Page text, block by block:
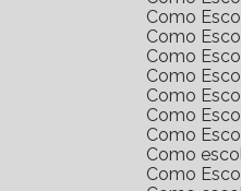
Como
Como
Como
Como
Como
Como
Como
Como
Como